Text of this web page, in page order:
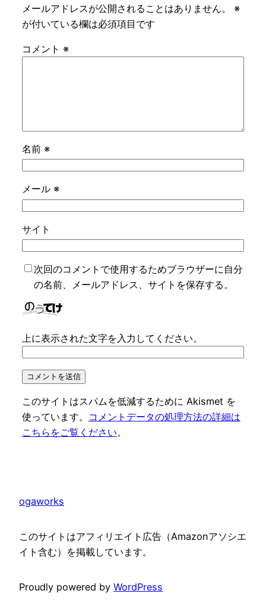
メールアドレスが公開されることはありません。
※
が付いている欄は必須項目です
コメント ※
名前 ※
メール ※
サイト
次回のコメントで使用するためブラウザーに自分
の名前、メールアドレス、サイトを保存する。
上に表示された文字を入力してください。
このサイトはスパムを低減するために Akismet を
使っています。
コメントデータの処理方法の詳細は
こちらをご覧ください。
ogaworks
このサイトはアフィリエイト広告（Amazonアソシエ
イト含む）を掲載しています。
Proudly powered by WordPress